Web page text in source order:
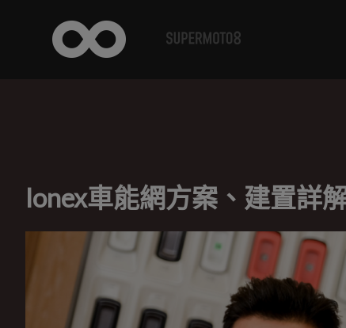
Ionex車能網方案、建置詳